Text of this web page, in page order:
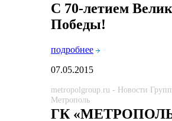
С 70-летием
Победы!
подробнее
07.05.2015
metropolgroup.ru - Новости
Метрополь
ГК